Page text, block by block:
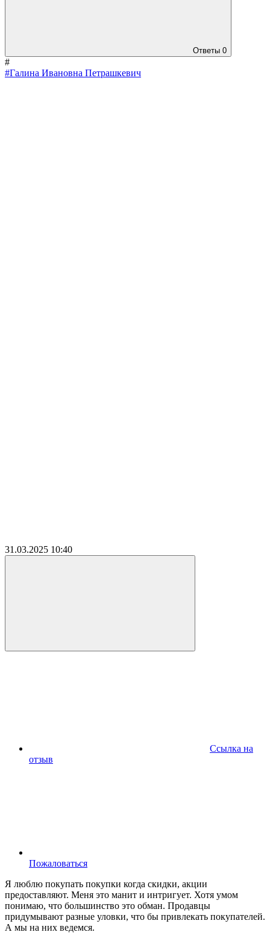
Ответы 0
#
#Галина Ивановна Петрашкевич
31.03.2025 10:40
Ссылка на
отзыв
Пожаловаться
Я люблю покупать покупки когда скидки, акции
предоставляют. Меня это манит и интригует. Хотя умом
понимаю, что большинство это обман. Продавцы
придумывают разные уловки, что бы привлекать покупателей.
А мы на них ведемся.